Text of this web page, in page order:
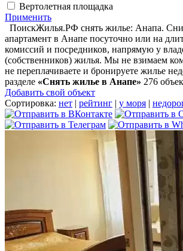
Вертолетная площадка
Применить
ПоискЖилья.РФ снять жилье: Анапа.
апартамент в Анапе посуточно или на
комиссий и посредников, напрямую у
(собственников) жилья. Мы не взимаем
не переплачиваете и бронируете жилье
разделе «Снять жилье в Анапе» 276
Добавить свой объект
Сортировка: нет | рейтинг | у моря |